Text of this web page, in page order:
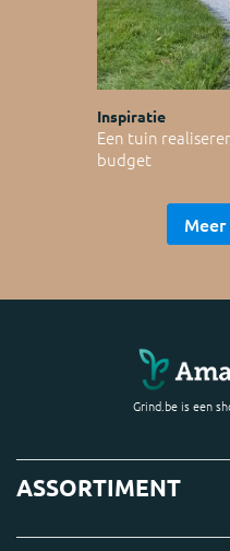
Inspiratie
Een tuin
budget
Grind.be is een
ASSORTIMENT